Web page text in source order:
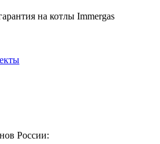
на котлы Immergas
России: